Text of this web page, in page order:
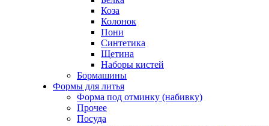
Коза
Колонок
Пони
Синтетика
Щетина
Наборы кистей
Бормашины
Формы для литья
Форма под отминку (набивку)
Прочее
Посуда